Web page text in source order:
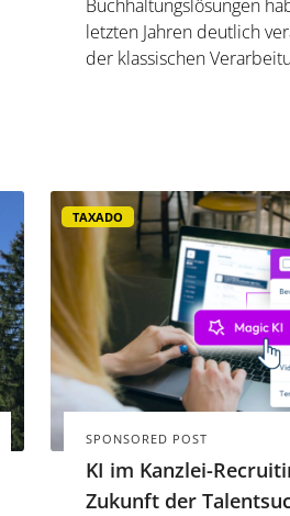
Buchhaltungslösungen
letzten Jahren deutlich
der klassischen
medienbruchfreie
TAXADO
SPONSORED POST
KI im Kanzlei-
Zukunft der